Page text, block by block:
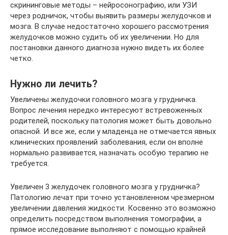
скрининговые методы – нейросонографию, или УЗИ
через родничок, чтобы выявить размеры желудочков и
мозга. В случае недостаточно хорошего рассмотрения
желудочков можно судить об их увеличении. Но для
постановки данного диагноза нужно видеть их более
четко.
Нужно ли лечить?
Увеличены желудочки головного мозга у грудничка.
Вопрос лечения нередко интересуют встревоженных
родителей, поскольку патология может быть довольно
опасной. И все же, если у младенца не отмечается явных
клинических проявлений заболевания, если он вполне
нормально развивается, назначать особую терапию не
требуется.
Увеличен 3 желудочек головного мозга у грудничка?
Патологию лечат при точно установленном чрезмерном
увеличении давления жидкости. Косвенно это возможно
определить посредством выполнения томографии, а
прямое исследование выполняют с помощью крайней